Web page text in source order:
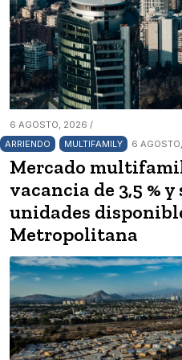
6 AGOSTO, 2026 /
ARRIENDO
MULTIFAMILY 6
Mercado
vacancia de 3,5 % y
unidades
Metropolitana